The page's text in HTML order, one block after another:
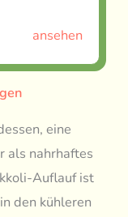
ansehen
eine
als nahrhaftes
Auflauf ist
den kühleren